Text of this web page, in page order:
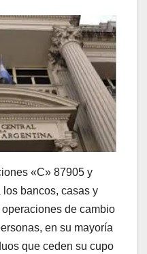
«C» 87905 y
bancos, casas y
de cambio
en su mayoría
que ceden su cupo